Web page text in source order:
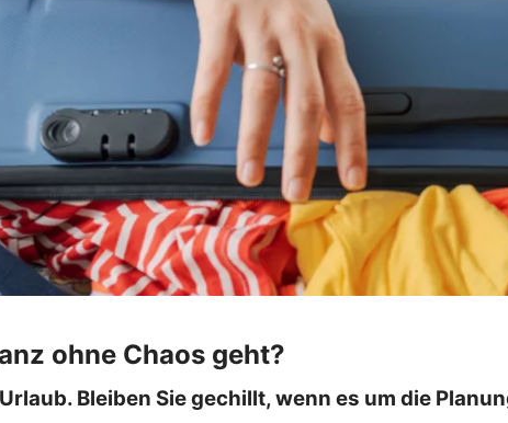
ohne Chaos geht?
Bleiben Sie gechillt, wenn es um die